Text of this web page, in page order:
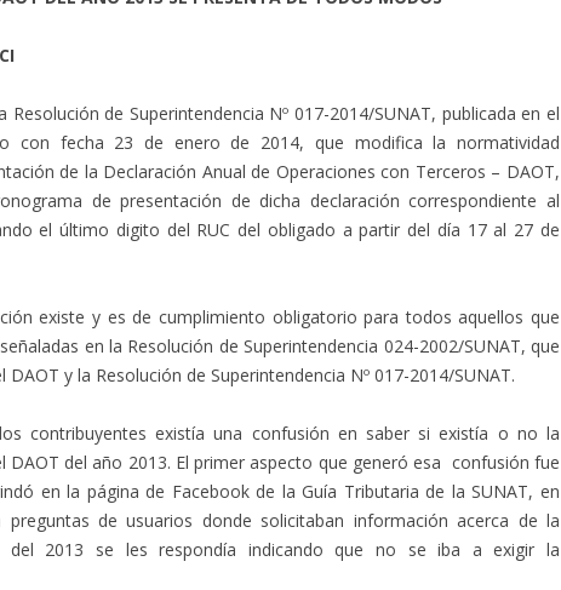
de Superintendencia Nº 017-2014/SUNAT, publicada en el
con fecha 23 de enero de 2014, que modifica la normatividad
de la Declaración Anual de Operaciones con Terceros – DAOT,
de presentación de dicha declaración correspondiente al
el último digito del RUC del obligado a partir del día 17 al 27 de
existe y es de cumplimiento obligatorio para todos aquellos que
en la Resolución de Superintendencia 024-2002/SUNAT, que
y la Resolución de Superintendencia Nº 017-2014/SUNAT.
contribuyentes existía una confusión en saber si existía o no la
DAOT del año 2013. El primer aspecto que generó esa confusión fue
en la página de Facebook de la Guía Tributaria de la SUNAT, en
de usuarios donde solicitaban información acerca de la
del 2013 se les respondía indicando que no se iba a exigir la